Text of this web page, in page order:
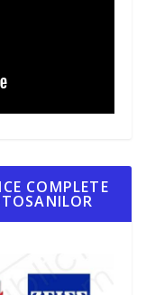
COMPLETE